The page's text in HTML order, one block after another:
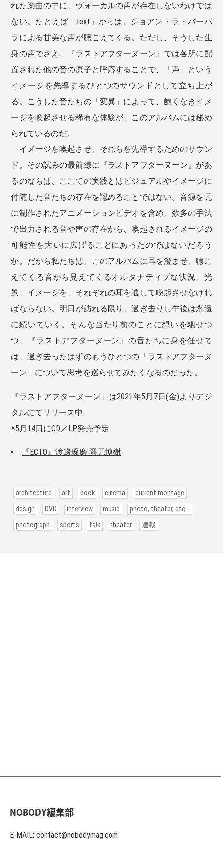
れた楽曲の中に、ヴォーカルの声が存在しないわけでは
ない。たとえば「text」からは、ジョアン・ラ・バーバ
ラによる甘美な声が聴こえてくる。ただし、そうした生
身の声でさえ、『ラストアフターヌーン』では各所に配
置された他の音の原子と呼応することで、「声」という
イメージを先導するひとつのサウンドとして立ち上が
る。こうした音たちの「変異」によって、飽くなきイメ
ージを喚起させる稀有な体験が、このアルバムには秘め
られているのだ。
イメージを喚起させ、それらを先導するためのサウン
ド。その試みの最前線に『ラストアフターヌーン』があ
るのならば、ここでの実践とはビジュアルやイメージに
付随した音たちの存在を認めることではない。音源を元
に制作されたアニメーションビデオを含め、数多の手法
で出力される音や声の存在から、喚起されるイメージの
可能性を大いに広げることにあったのではないだろう
か。だから私たちは、このアルバムに耳を澄ませ、聴こ
えてくる音から見えてくるオルタナティブな状況、光
景、イメージを、それぞれの耳を通して喚起させなけれ
ばならない。明日が訪れる限り、過ぎ去りし午後は永遠
に続いていく。そんな当たり前のことに想いを馳せつ
つ、『ラストアフターヌーン』の音たちに身を任せて
は、過ぎ去ったはずのもうひとつの「ラストアフターヌ
ーン」について思考を巡らせてみたくなるのだった。
『ラストアフターヌーン』は2021年5月7日(金)よりデジ
タルにてリリース中
※5月14日にCD／LP発売予定
『ECTO』渡邊琢磨 隈元博樹
architecture art book cinema
current montage
design
DVD interview music
photo, theater, etc...
photograph
sports talk theater 連載
NOBODY編集部
E-MAIL: contact@nobodymag.com